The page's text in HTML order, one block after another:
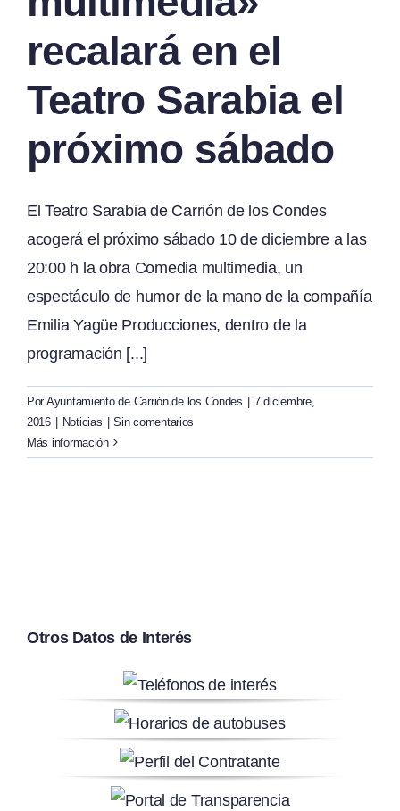
recalará en el
Teatro Sarabia el
próximo sábado
El Teatro Sarabia de Carrión de los Condes
acogerá el próximo sábado 10 de diciembre a las
20:00 h la obra Comedia multimedia, un
espectáculo de humor de la mano de la compañía
Emilia Yagüe Producciones, dentro de la
programación [...]
Por Ayuntamiento de Carrión de los Condes
7 diciembre,
2016
Noticias
Sin comentarios
Más información
Otros Datos de Interés